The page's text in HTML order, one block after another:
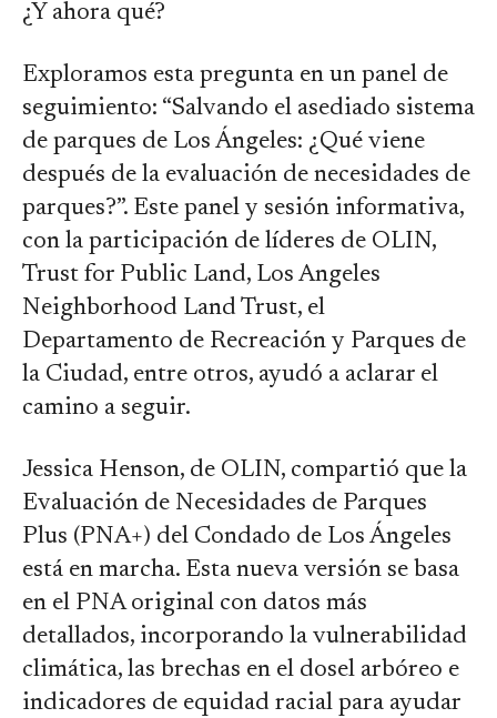
¿Y ahora qué?
Exploramos esta pregunta en un panel de
seguimiento: “Salvando el asediado sistema
de parques de Los Ángeles: ¿Qué viene
después de la evaluación de necesidades de
parques?”. Este panel y sesión informativa,
con la participación de líderes de OLIN,
Trust for Public Land, Los Angeles
Neighborhood Land Trust, el
Departamento de Recreación y Parques de
la Ciudad, entre otros, ayudó a aclarar el
camino a seguir.
Jessica Henson, de OLIN, compartió que la
Evaluación de Necesidades de Parques
Plus (PNA+) del Condado de Los Ángeles
está en marcha. Esta nueva versión se basa
en el PNA original con datos más
detallados, incorporando la vulnerabilidad
climática, las brechas en el dosel arbóreo e
indicadores de equidad racial para ayudar